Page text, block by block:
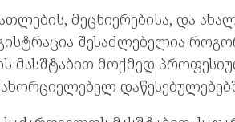
მეცნიერებისა, და
შესაძლებელია
მასშტაბით მოქმედ